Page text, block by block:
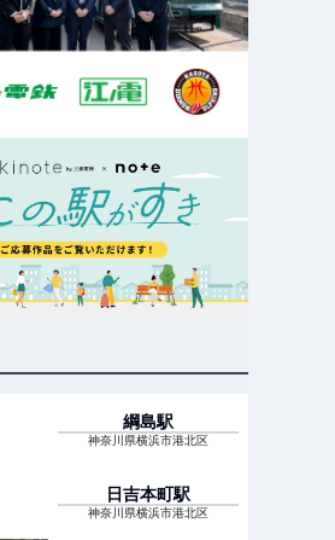
綱島駅
神奈川県横浜市港北区
日吉本町駅
神奈川県横浜市港北区